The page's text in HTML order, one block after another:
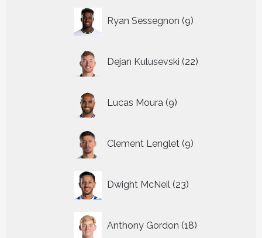
Ryan Sessegnon 9
producten
Dejan Kulusevski 22
producten
Lucas Moura 9
producten
Clement Lenglet 9
producten
Dwight McNeil 23
producten
Anthony Gordon 18
producten